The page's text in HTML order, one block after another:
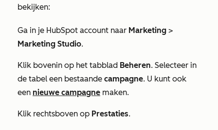
bekijken:
Ga in je HubSpot account naar Marketing >
Marketing Studio.
Klik bovenin op het tabblad Beheren. Selecteer in
de tabel een bestaande campagne. U kunt ook
een nieuwe campagne maken.
Klik rechtsboven op Prestaties.